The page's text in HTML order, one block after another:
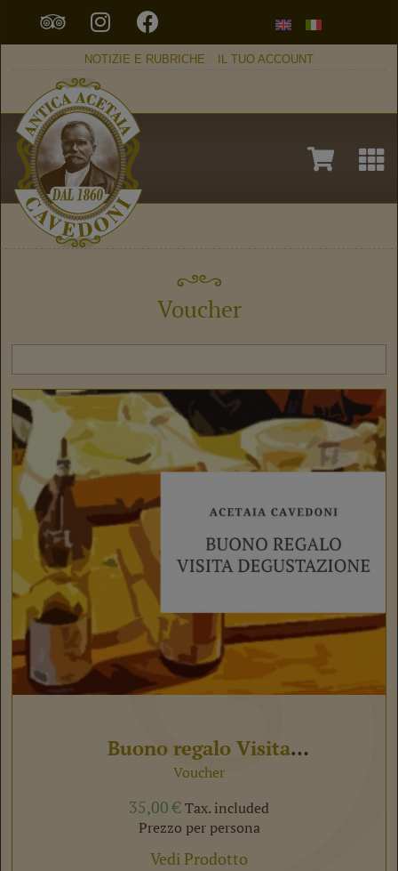
NOTIZIE E RUBRICHE IL TUO ACCOUNT
Voucher
Buono regalo Visita
Degustazione
Voucher
35,00€Tax. included
Prezzo per persona
Vedi Prodotto